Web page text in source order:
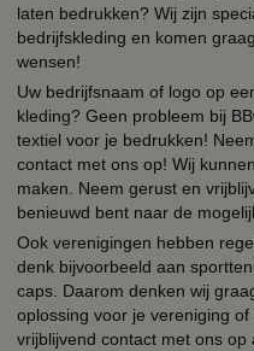
laten bedrukken? Wij zijn
bedrijfskleding en komen
wensen!
Uw bedrijfsnaam of logo op
kleding? Geen probleem bij
textiel voor je bedrukken!
contact met ons op! Wij
maken. Neem gerust en
benieuwd bent naar de
Ook verenigingen hebben
denk bijvoorbeeld aan
caps. Daarom denken wij
oplossing voor je vereniging
vrijblijvend contact met ons